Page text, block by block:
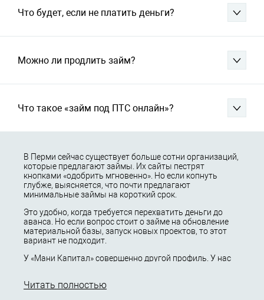
Что будет, если не платить деньги?
Можно ли продлить займ?
Что такое «займ под ПТС онлайн»?
В Перми сейчас существует больше сотни организаций,
которые предлагают займы. Их сайты пестрят
кнопками «одобрить мгновенно». Но если копнуть
глубже, выясняется, что почти предлагают
минимальные займы на короткий срок.
Это удобно, когда требуется перехватить деньги до
аванса. Но если вопрос стоит о займе на обновление
материальной базы, запуск новых проектов, то этот
вариант не подходит.
У «Мани Капитал» совершенно другой профиль. У нас
Читать полностью